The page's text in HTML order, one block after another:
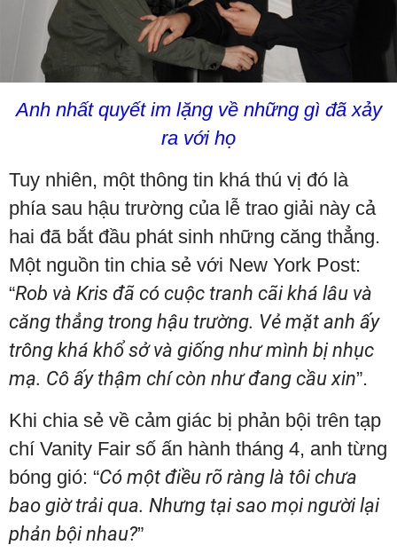
Anh nhất quyết im lặng về những gì đã xảy
ra với họ
Tuy nhiên, một thông tin khá thú vị đó là
phía sau hậu trường của lễ trao giải này cả
hai đã bắt đầu phát sinh những căng thẳng.
Một nguồn tin chia sẻ với New York Post:
“Rob và Kris đã có cuộc tranh cãi khá lâu và
căng thẳng trong hậu trường. Vẻ mặt anh ấy
trông khá khổ sở và giống như mình bị nhục
mạ. Cô ấy thậm chí còn như đang cầu xin”.
Khi chia sẻ về cảm giác bị phản bội trên tạp
chí Vanity Fair số ấn hành tháng 4, anh từng
bóng gió: “Có một điều rõ ràng là tôi chưa
bao giờ trải qua. Nhưng tại sao mọi người lại
phản bội nhau?”